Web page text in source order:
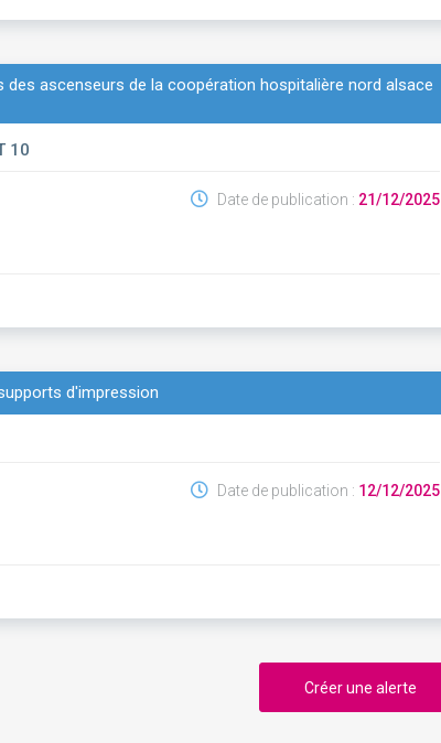
ascenseurs de la coopération hospitalière nord alsace
10
Date de publication : 21/12/2025
d'impression
Date de publication : 12/12/2025
Créer une alerte